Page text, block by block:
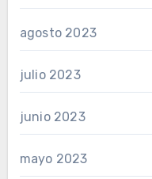
agosto 2023
julio 2023
junio 2023
mayo 2023